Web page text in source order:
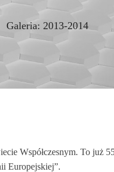
Galeria: 2013-2014
Współczesnym. To już
Europejskiej”.